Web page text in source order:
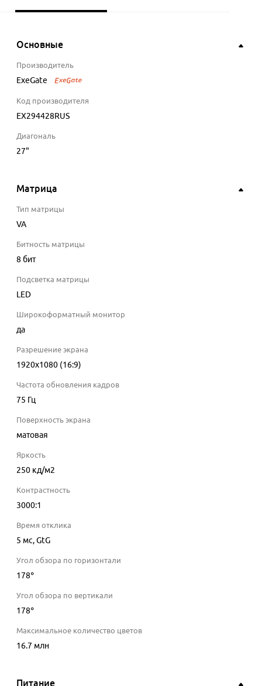
Основные
Производитель
ExeGate
Код производителя
EX294428RUS
Диагональ
27"
Матрица
Тип матрицы
VA
Битность матрицы
8 бит
Подсветка матрицы
LED
Широкоформатный монитор
да
Разрешение экрана
1920x1080 (16:9)
Частота обновления кадров
75 Гц
Поверхность экрана
матовая
Яркость
250 кд/м2
Контрастность
3000:1
Время отклика
5 мс, GtG
Угол обзора по горизонтали
178°
Угол обзора по вертикали
178°
Максимальное количество цветов
16.7 млн
Питание